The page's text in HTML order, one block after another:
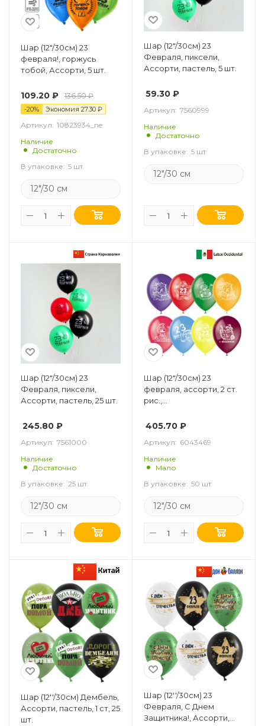
Шар (12"/30см) 23
февраля!, горжусь
тобой, Ассорти, 5 шт.
109.20 ₽ 136.50₽
-20% Экономия 27.30 ₽
Артикул: 10823934_ne
Наличие
Достаточно
В упаковке: 5 шт.
12"/30 см
Шар (12"/30см) 23
Февраля, пиксели,
Ассорти, пастель, 5 шт.
59.30 ₽
Артикул: 7560999
Наличие
Достаточно
В упаковке: 5 шт.
12"/30 см
Шар (12"/30см) 23
Февраля, пиксели,
Ассорти, пастель, 25 шт.
245.80 ₽
Артикул: 7561000
Наличие
Достаточно
В упаковке: 25 шт.
12"/30 см
Шар (12"/30см) 23
февраля, ассорти, 2 ст.
рис.,
50шт.
405.70 ₽
Артикул: 6043469
Наличие
Мало
В упаковке: 50 шт.
12"/30 см
Шар (12''/30см) Дембель,
Ассорти, пастель, 1 ст, 25
шт.
Шар (12''/30см) 23
Февраля, С Днем
Защитника!, Ассорти,